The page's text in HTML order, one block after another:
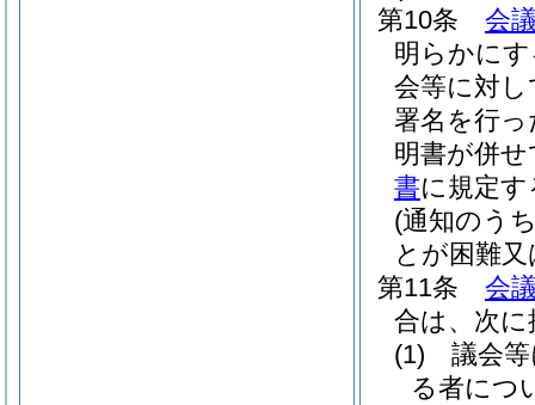
第10条
会
明らかに
会等に対
署名を行
明書が併
書に規定
(通知のう
とが困難
第11条
会
合は、次
(1)
議会
る者につ